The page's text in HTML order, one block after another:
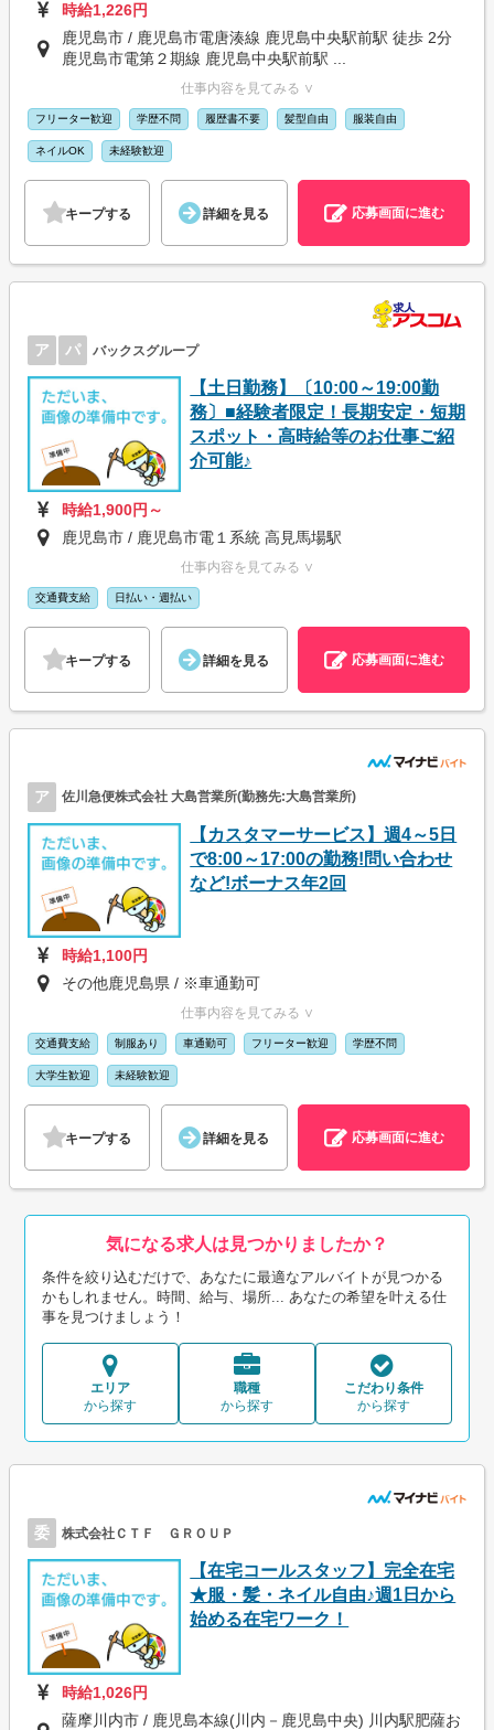
時給1,226円
鹿児島市 / 鹿児島市電唐湊線 鹿児島中央駅前駅 徒歩 2分
鹿児島市電第２期線 鹿児島中央駅前駅 ...
仕事内容を見てみる ∨
フリーター歓迎 学歴不問 履歴書不要 髪型自由 服装自由
ネイルOK 未経験歓迎
キープする 詳細を見る 応募画面に進む
ア パ バックスグループ
【土日勤務】〔10:00～19:00勤
務〕■経験者限定！長期安定・短期
スポット・高時給等のお仕事ご紹
介可能♪
時給1,900円～
鹿児島市 / 鹿児島市電１系統 高見馬場駅
仕事内容を見てみる ∨
交通費支給 日払い・週払い
キープする 詳細を見る 応募画面に進む
ア 佐川急便株式会社 大島営業所(勤務先:大島営業所)
【カスタマーサービス】週4～5日
で8:00～17:00の勤務!問い合わせ
など!ボーナス年2回
時給1,100円
その他鹿児島県 / ※車通勤可
仕事内容を見てみる ∨
交通費支給 制服あり 車通勤可 フリーター歓迎 学歴不問
大学生歓迎 未経験歓迎
キープする 詳細を見る 応募画面に進む
気になる求人は見つかりましたか？
条件を絞り込むだけで、あなたに最適なアルバイトが見つかる
かもしれません。時間、給与、場所... あなたの希望を叶える仕
事を見つけましょう！
エリア
から探す
職種
から探す
こだわり条件
から探す
委 株式会社ＣＴＦ ＧＲＯＵＰ
【在宅コールスタッフ】完全在宅
★服・髪・ネイル自由♪週1日から
始める在宅ワーク！
時給1,026円
薩摩川内市 / 鹿児島本線(川内－鹿児島中央) 川内駅肥薩お